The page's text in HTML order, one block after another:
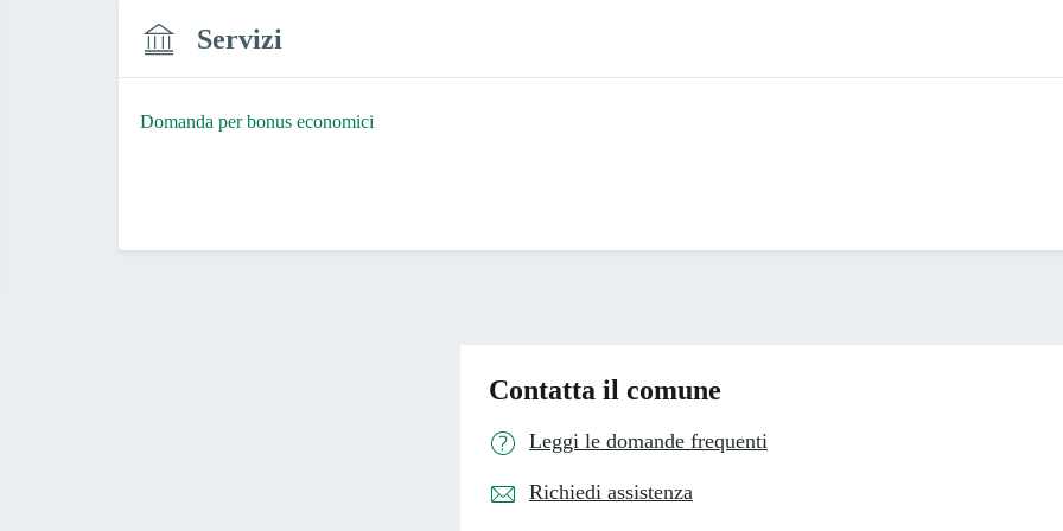
Servizi
Domanda per bonus economici
Contatta il comune
Leggi le domande frequenti
Richiedi assistenza